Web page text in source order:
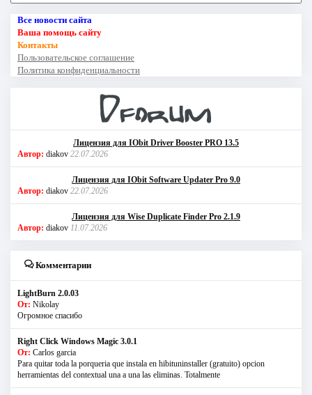
Все новости сайта
Ваша помощь сайту
Контакты
Пользовательское соглашение
Политика конфиденциальности
Лицензия для IObit Driver Booster PRO 13.5
Автор: diakov 22.07.2026
Лицензия для IObit Software Updater Pro 9.0
Автор: diakov 22.07.2026
Лицензия для Wise Duplicate Finder Pro 2.1.9
Автор: diakov 11.07.2026
Комментарии
LightBurn 2.0.03
От: Nikolay
Огромное спасибо
Right Click Windows Magic 3.0.1
От: Carlos garcia
Para quitar toda la porqueria que instala en hibituninstaller (gratuito) opcion
herramientas del contextual una a una las eliminas. Totalmente